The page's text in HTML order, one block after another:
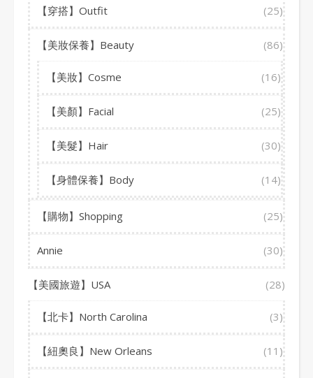
【穿搭】Outfit (25)
【美妝保養】Beauty (86)
【美妝】Cosme (16)
【美顏】Facial (25)
【美髮】Hair (30)
【身體保養】Body (14)
【購物】Shopping (25)
Annie (30)
【美國旅遊】USA (28)
【北卡】North Carolina (3)
【紐奧良】New Orleans (11)